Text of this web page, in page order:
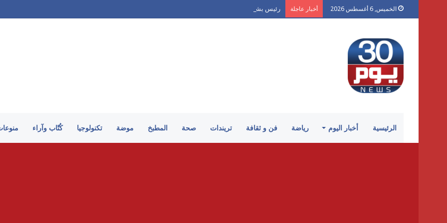
الخميس, 6 أغسطس 2026 أخبار عاجلة رئيس بشكتاش يتحدى: لم نرغب في ضم صلاح.. والموسم الجديد سيكشف الكثير
الرئيسية أخبار اليوم رياضة فن و ثقافة تريندات صحة المطبخ موضة تكنولوجيا كُتّاب وآراء